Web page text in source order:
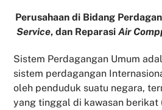
Perusahaan di Bidang
Service, dan Reparasi Air
Sistem Perdagangan Umum
sistem perdagangan
oleh penduduk suatu negara,
yang tinggal di kawasan berikat